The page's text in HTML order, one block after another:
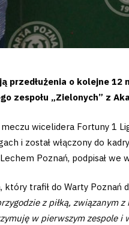
o kolejne
zespołu „Zielonych” z
wicelidera Fortuny 1
i został włączony do
Poznań, podpisał
trafił do Warty Poznań
z piłką, związanym
w pierwszym zespole